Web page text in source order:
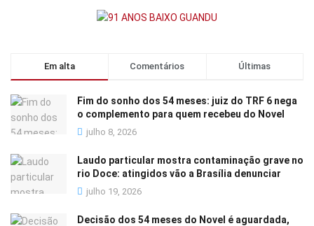
Em alta Comentários Últimas
Fim do sonho dos 54 meses: juiz do TRF 6 nega
o complemento para quem recebeu do Novel
julho 8, 2026
Laudo particular mostra contaminação grave no
rio Doce: atingidos vão a Brasília denunciar
julho 19, 2026
Decisão dos 54 meses do Novel é aguardada,